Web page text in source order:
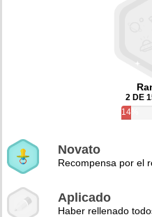
2 DE
14%
Novato
Recompensa por el
Aplicado
Haber rellenado